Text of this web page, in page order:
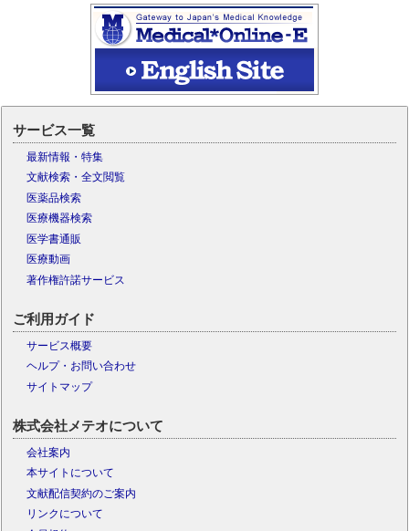
サービス一覧
最新情報・特集
文献検索・全文閲覧
医薬品検索
医療機器検索
医学書通販
医療動画
著作権許諾サービス
ご利用ガイド
サービス概要
ヘルプ・お問い合わせ
サイトマップ
株式会社メテオについて
会社案内
本サイトについて
文献配信契約のご案内
リンクについて